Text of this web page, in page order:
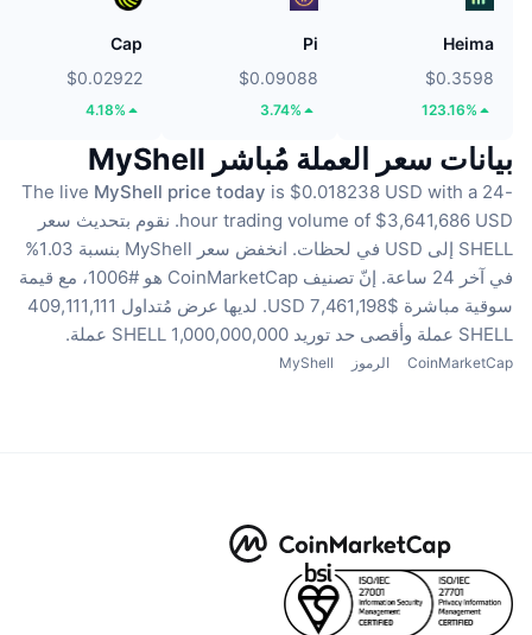
Heima
$0.3598
123.16%
Pi
$0.09088
3.74%
Cap
$0.02922
4.18%
بيانات سعر العملة مُباشر MyShell
The live MyShell price today is $0.018238 USD with a 24-
hour trading volume of $3,641,686 USD. نقوم بتحديث سعر
SHELL إلى USD في لحظات.
انخفض سعر MyShell بنسبة 1.03%
في آخر 24 ساعة.
إنّ تصنيف CoinMarketCap هو #1006، مع قيمة
سوقية مباشرة $7,461,198 USD.
لديها عرض مُتداول 409,111,111
SHELL عملة
وأقصى حد توريد 1,000,000,000 SHELL عملة.
CoinMarketCap الرموز MyShell